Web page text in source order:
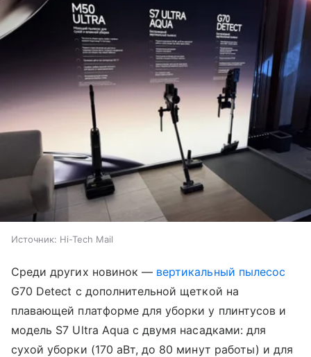
Источник: Hi-Tech Mail
Среди других новинок — вертикальный пылесос
G70 Detect с дополнительной щеткой на
плавающей платформе для уборки у плинтусов и
модель S7 Ultra Aqua с двумя насадками: для
сухой уборки (170 аВт, до 80 минут работы) и для